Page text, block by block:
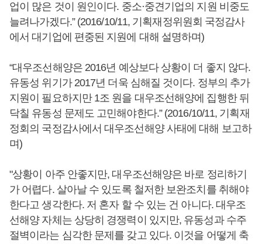
업이 많은 것이 원인이다. 중소·중견기업의 지원 비중도
늘려나가겠다.” (2016/10/11, 기획재정위원회 국정감사
에서 대기업에 편중된 지원에 대해 설명하며)
“대우조선해양은 2016년 예상보다 상황이 더 좋지 않다.
유동성 위기가 2017년 더욱 심해질 것이다. 정부의 추가
지원이 필요하지만 1조 원을 대우조선해양에 집행한 뒤
닥칠 유동성 문제도 고민해야한다.” (2016/10/11, 기획재
정회의 국정감사에서 대우조선해양 사태에 대해 보고하
며)
"상황이 아주 안좋지만, 대우조선해양은 바로 정리하기
가 어렵다. 살아날 수 있도록 철저한 보완조치를 취해야
한다고 생각한다. 저 혼자 할 수 있는 건 아니다. 대우조
선해양 자체는 상당히 경쟁력이 있지만, 유동성과 수주
절벽이라는 심각한 문제를 갖고 있다. 이것을 어떻게 축